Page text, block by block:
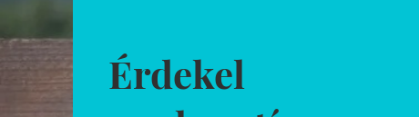
Érdekel